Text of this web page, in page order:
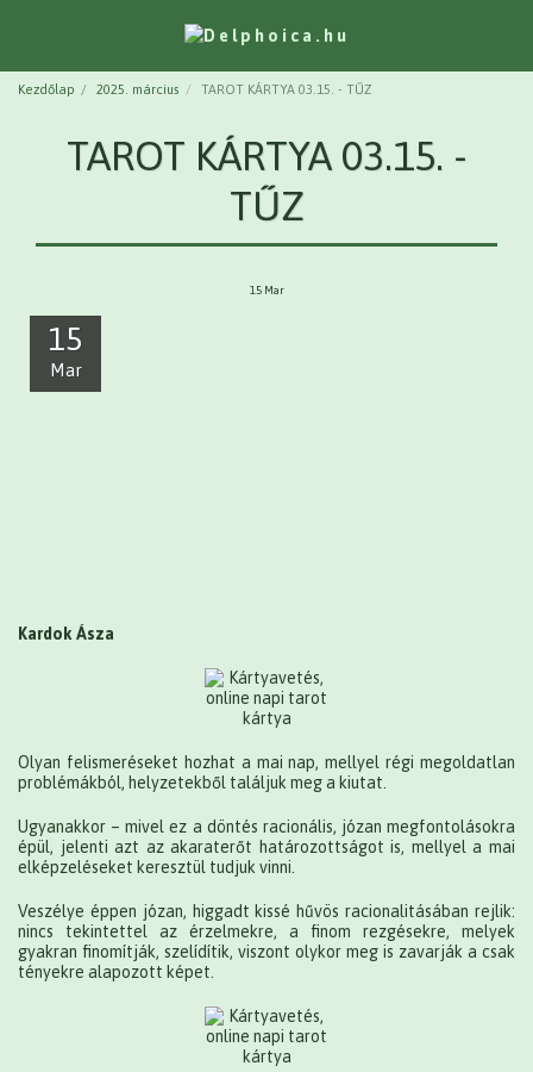
Kezdőlap 2025. március TAROT KÁRTYA 03.15. - TŰZ
TAROT KÁRTYA 03.15. -
TŰZ
15 Mar
15
Mar
Kardok Ásza
Olyan felismeréseket hozhat a mai nap, mellyel régi megoldatlan
problémákból, helyzetekből találjuk meg a kiutat.
Ugyanakkor – mivel ez a döntés racionális, józan megfontolásokra
épül, jelenti azt az akaraterőt határozottságot is, mellyel a mai
elképzeléseket keresztül tudjuk vinni.
Veszélye éppen józan, higgadt kissé hűvös racionalitásában rejlik:
nincs tekintettel az érzelmekre, a finom rezgésekre, melyek
gyakran finomítják, szelídítik, viszont olykor meg is zavarják a csak
tényekre alapozott képet.